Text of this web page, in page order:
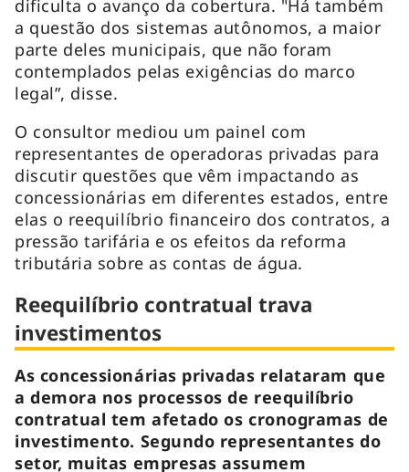
dificulta o avanço da cobertura. "Há também
a questão dos sistemas autônomos, a maior
parte deles municipais, que não foram
contemplados pelas exigências do marco
legal”, disse.
O consultor mediou um painel com
representantes de operadoras privadas para
discutir questões que vêm impactando as
concessionárias em diferentes estados, entre
elas o reequilíbrio financeiro dos contratos, a
pressão tarifária e os efeitos da reforma
tributária sobre as contas de água.
Reequilíbrio contratual trava
investimentos
As concessionárias privadas relataram que
a demora nos processos de reequilíbrio
contratual tem afetado os cronogramas de
investimento. Segundo representantes do
setor, muitas empresas assumem